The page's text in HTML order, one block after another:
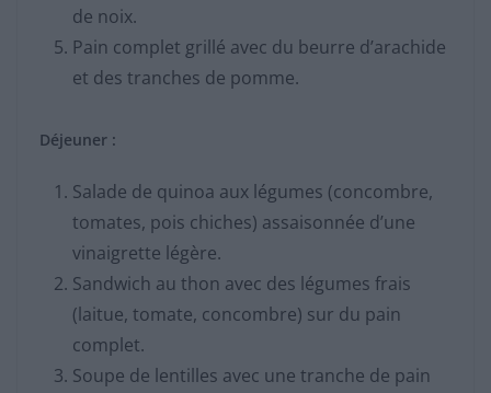
de noix.
Pain complet grillé avec du beurre d’arachide
et des tranches de pomme.
Déjeuner :
Salade de quinoa aux légumes (concombre,
tomates, pois chiches) assaisonnée d’une
vinaigrette légère.
Sandwich au thon avec des légumes frais
(laitue, tomate, concombre) sur du pain
complet.
Soupe de lentilles avec une tranche de pain